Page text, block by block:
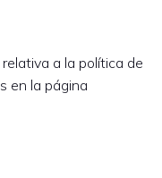
a la política de
en la página